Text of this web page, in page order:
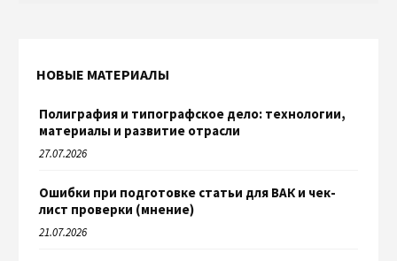
НОВЫЕ МАТЕРИАЛЫ
Полиграфия и типографское дело: технологии,
материалы и развитие отрасли
27.07.2026
Ошибки при подготовке статьи для ВАК и чек-
лист проверки (мнение)
21.07.2026